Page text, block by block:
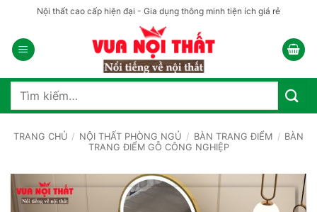
nội
dung
Nội thất cao cấp hiện đại - Gia dụng thông minh tiện ích giá rẻ
Tìm
TRANG CHỦ / NỘI THẤT PHÒNG NGỦ / BÀN TRANG ĐIỂM / BÀN
TRANG ĐIỂM GỖ CÔNG NGHIỆP